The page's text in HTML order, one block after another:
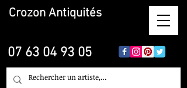
Crozon Antiquités
07 63 04 93 05